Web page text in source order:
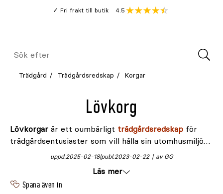
Fri frakt till butik
Genomsnitt
4.5
Meny
Sök
Trädgård Trädgårdsredskap Korgar
Lövkorg
Lövkorgar är ett oumbärligt trädgårdsredskap för
trädgårdsentusiaster som vill hålla sin utomhusmiljö
ren och prydlig. Perfekta för att samla upp löv,
trädgårdsarbetet både smidigare och mer effektivt.
Tillverkade av slitstarka och vädertåliga material som
publ.2023-02-22
uppd.2025-02-18 av GG
Läs mer
Spana även in